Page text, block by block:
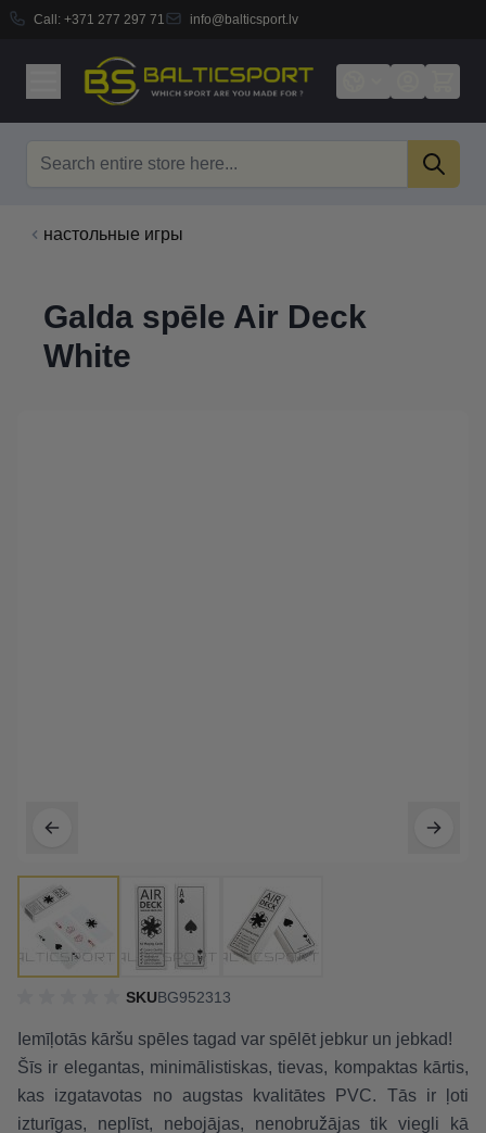
Call: +371 277 297 71 info@balticsport.lv
настольные игры
Galda spēle Air Deck
White
SKUBG952313
Iemīļotās kāršu spēles tagad var spēlēt jebkur un jebkad!
Šīs ir elegantas, minimālistiskas, tievas, kompaktas kārtis,
kas izgatavotas no augstas kvalitātes PVC. Tās ir ļoti
izturīgas, neplīst, nebojājas, nenobružājas tik viegli kā